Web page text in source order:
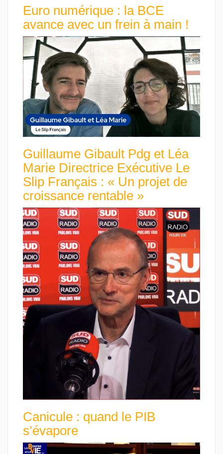
Euro numérique : la BCE
avance avec un frein à main !
Guillaume Gibault Pdg et Léa
Marie Directrice Exécutive Le
Slip Français : « Un projet de
croissance rentable »
Canicule : quand le PIB
s’évapore